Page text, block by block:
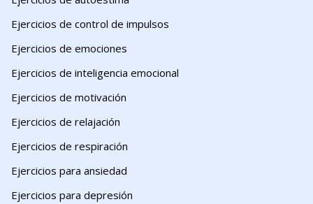
Ejercicios de control de impulsos
Ejercicios de emociones
Ejercicios de inteligencia emocional
Ejercicios de motivación
Ejercicios de relajación
Ejercicios de respiración
Ejercicios para ansiedad
Ejercicios para depresión